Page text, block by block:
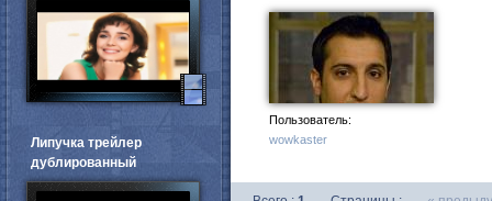
Пользователь:
wowkaster
Липучка трейлер
дублированный